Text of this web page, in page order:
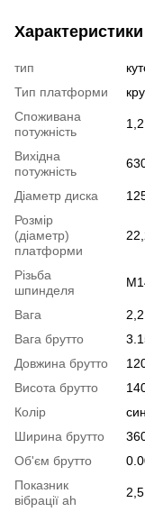
Характеристики
тип
Тип платформи
Споживана
потужність
Вихідна
потужність
Діаметр диска
Розмір
(діаметр)
платформи
Різьба
шпинделя
Вага
2,2
Вага брутто
Довжина брутто
Висота брутто
Колір
Ширина брутто
Об'єм брутто
Показник
вібрації ah